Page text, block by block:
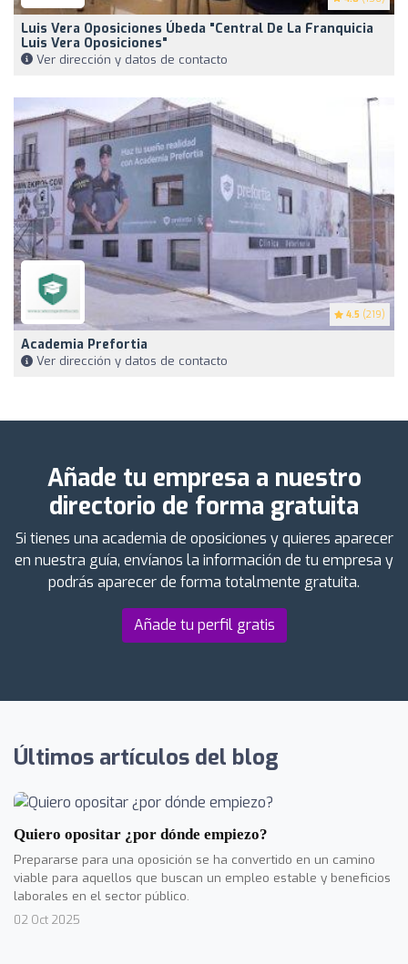
Luis Vera Oposiciones Úbeda "central De La Franquicia
Luis Vera Oposiciones"
Ver dirección y datos de contacto
4.5 (219)
Academia Prefortia
Ver dirección y datos de contacto
Añade tu empresa a nuestro
directorio de forma gratuita
Si tienes una academia de oposiciones y quieres aparecer
en nuestra guía, envíanos la información de tu empresa y
podrás aparecer de forma totalmente gratuita.
Añade tu perfil gratis
Últimos artículos del blog
Quiero opositar ¿por dónde empiezo?
Prepararse para una oposición se ha convertido en un camino
viable para aquellos que buscan un empleo estable y beneficios
laborales en el sector público.
02 Oct 2025